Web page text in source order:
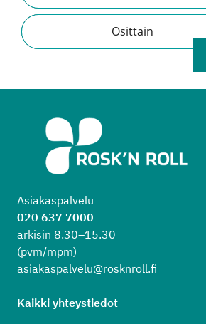
Osittain
Asiakaspalvelu
020 637 7000
arkisin 8.30–15.30
(pvm/mpm)
asiakaspalvelu@rosknroll.fi
Kaikki yhteystiedot